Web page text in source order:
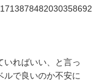
いればいい、と言っ
ルで良いのか不安に